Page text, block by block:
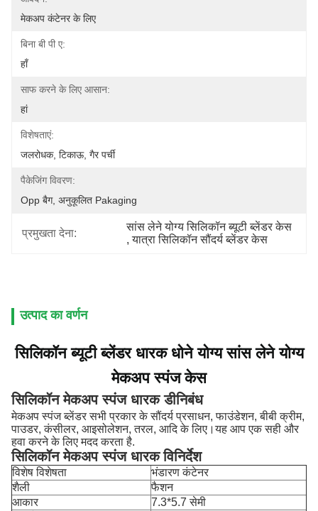
मेकअप कंटेनर के लिए
बिना बी पी ए:
हाँ
साफ करने के लिए आसान:
हां
विशेषताएं:
जलरोधक, टिकाऊ, गैर पर्ची
पैकेजिंग विवरण:
Opp बैग, अनुकूलित Pakaging
प्रमुखता देना:
सांस लेने योग्य सिलिकॉन ब्यूटी ब्लेंडर केस
, यात्रा सिलिकॉन सौंदर्य ब्लेंडर केस
उत्पाद का वर्णन
सिलिकॉन ब्यूटी ब्लेंडर धारक धोने योग्य सांस लेने योग्य
मेकअप स्पंज केस
सिलिकॉन मेकअप स्पंज धारक डीनिबंध
मेकअप स्पंज ब्लेंडर सभी प्रकार के सौंदर्य प्रसाधन, फाउंडेशन, बीबी क्रीम,
पाउडर, कंसीलर, आइसोलेशन, तरल, आदि के लिए।यह आप एक सही और
हवा करने के लिए मदद करता है.
सिलिकॉन मेकअप स्पंज धारक विनिर्देश
विशेष विशेषता
भंडारण कंटेनर
शैली
फैशन
आकार
7.3*5.7 सेमी